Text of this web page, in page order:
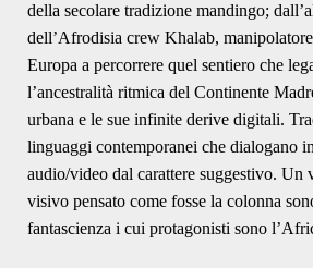
della secolare tradizione mandingo;
dell’Afrodisia crew Khalab,
Europa a percorrere quel sentiero che
l’ancestralità ritmica del Continente
urbana e le sue infinite derive digitali.
linguaggi contemporanei che dialogano
audio/video dal carattere suggestivo. Un
visivo pensato come fosse la colonna
fantascienza i cui protagonisti sono